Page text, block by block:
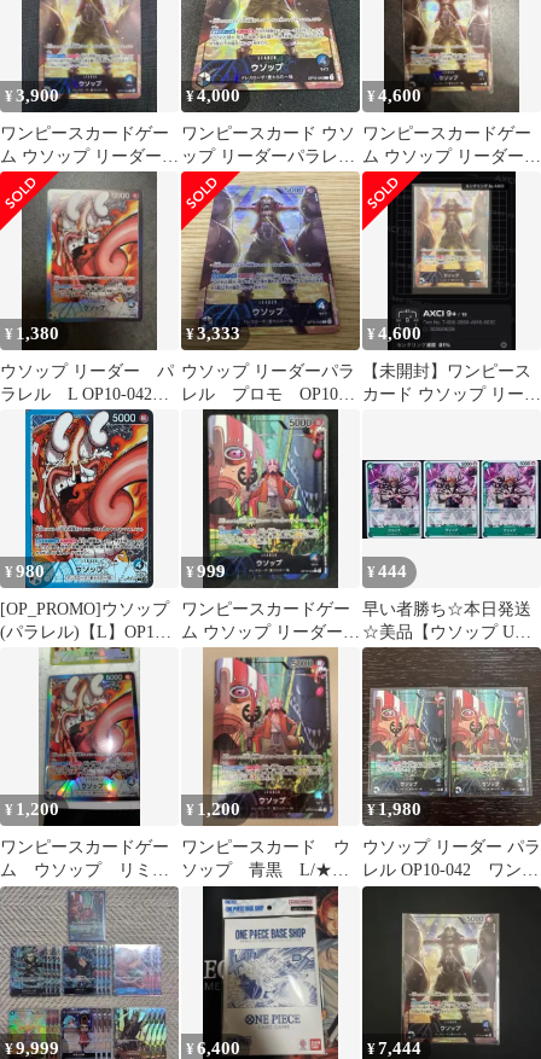
¥3,900
ワンピースカードゲー
ム ウソップ リーダーパ
ラレル OP10-042 プロ
モ
¥4,000
ワンピースカード ウソ
ップ リーダーパラレル
OP10-042
¥4,600
ワンピースカードゲー
ム ウソップ リーダーパ
ラレル プロモ
¥ 1,380
ウソップ リーダー パ
ラレル L OP10-042
BASE SHOP
¥3,333
ウソップ リーダーパラ
レル プロモ OP10-
¥4,600
【未開封】ワンピース
カード ウソップ リーダ
¥980
[OP_PROMO]ウソップ
(パラレル)【L】OP10-
042(原作イラスト)
ITMGO1FBX6XO
¥999
ワンピースカードゲー
ム ウソップ リーダーパ
ラレル OP10-042
¥444
早い者勝ち☆本日発送
☆美品【ウソップ UC
OP14-022 3枚】
¥ 1,200
ワンピースカードゲー
ム ウソップ リミテ
ッドカードコレクショ
ン vol.1
¥ 1,200
ワンピースカード ウ
ソップ 青黒 L/★パ
ラレル OP10-042
¥1,980
ウソップ リーダー パラ
レル OP10-042 ワンピ
ースカード
¥9,999 ¥6,400 ¥7,444